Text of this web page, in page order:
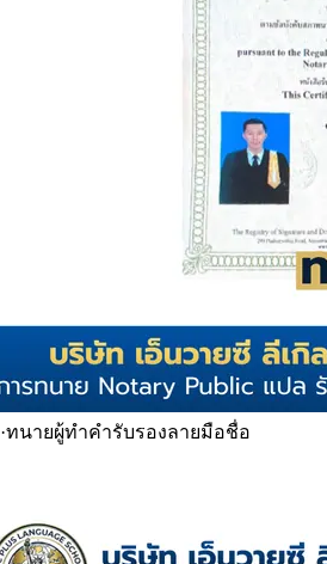
·ทนายผู้ทำคำรับรองลายมือชื่อ